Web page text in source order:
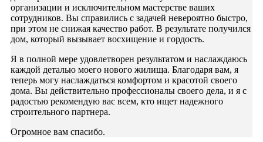
организации и исключительном мастерстве ваших
сотрудников. Вы справились с задачей невероятно быстро,
при этом не снижая качество работ. В результате получился
дом, который вызывает восхищение и гордость.
Я в полной мере удовлетворен результатом и наслаждаюсь
каждой деталью моего нового жилища. Благодаря вам, я
теперь могу наслаждаться комфортом и красотой своего
дома. Вы действительно профессионалы своего дела, и я с
радостью рекомендую вас всем, кто ищет надежного
строительного партнера.
Огромное вам спасибо.